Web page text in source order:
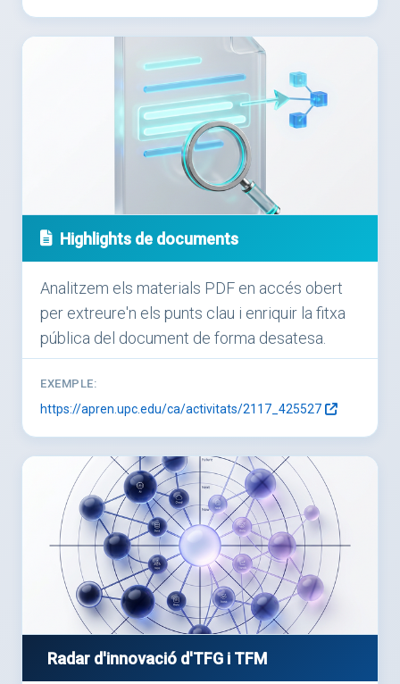
Highlights de documents
Analitzem els materials PDF en accés obert
per extreure'n els punts clau i enriquir la fitxa
pública del document de forma desatesa.
EXEMPLE:
https://apren.upc.edu/ca/activitats/2117_425527
Radar d'innovació d'TFG i TFM